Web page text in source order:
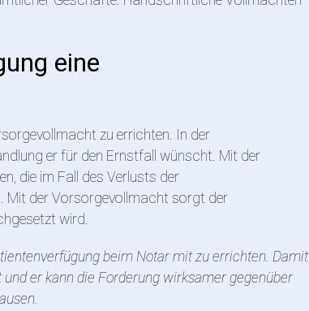
eine
zu errichten. In der
er für den Ernstfall wünscht. Mit der
die im Fall des Verlusts der
Mit der Vorsorgevollmacht sorgt der
wird.
beim Notar mit zu errichten. Damit
er kann die Forderung wirksamer gegenüber